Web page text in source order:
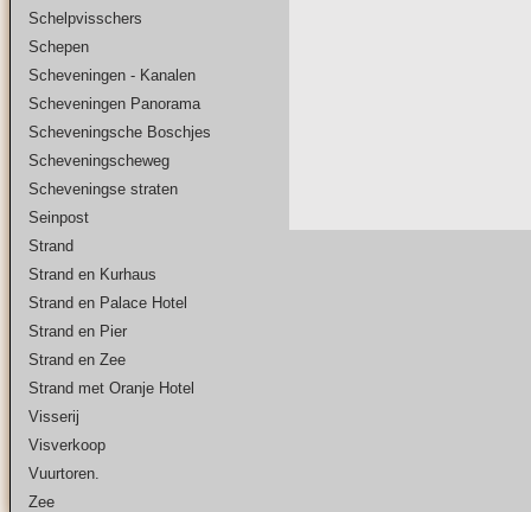
Schelpvisschers
Schepen
Scheveningen - Kanalen
Scheveningen Panorama
Scheveningsche Boschjes
Scheveningscheweg
Scheveningse straten
Seinpost
Strand
Strand en Kurhaus
Strand en Palace Hotel
Strand en Pier
Strand en Zee
Strand met Oranje Hotel
Visserij
Visverkoop
Vuurtoren.
Zee